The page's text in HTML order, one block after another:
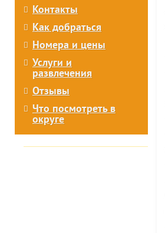
Контакты
Как добраться
Номера и цены
Услуги и
развлечения
Отзывы
Что посмотреть в
округе